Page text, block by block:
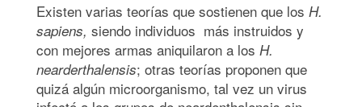
Existen varias teorías que sostienen que los H.
sapiens, siendo individuos más instruidos y
con mejores armas aniquilaron a los H.
nearderthalensis; otras teorías proponen que
quizá algún microorganismo, tal vez un virus